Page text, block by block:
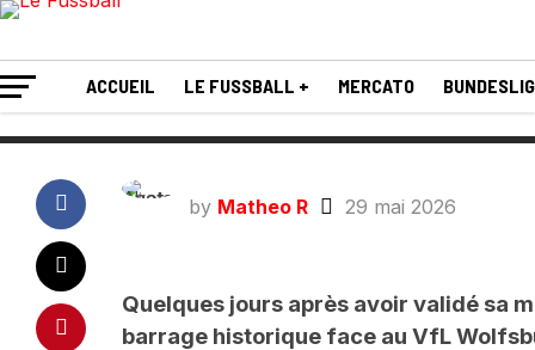
ACCUEIL LE FUSSBALL + MERCATO
sportif du SC
by Matheo R 29 mai 2026
Quelques jours après avoir validé sa
barrage historique face au VfL